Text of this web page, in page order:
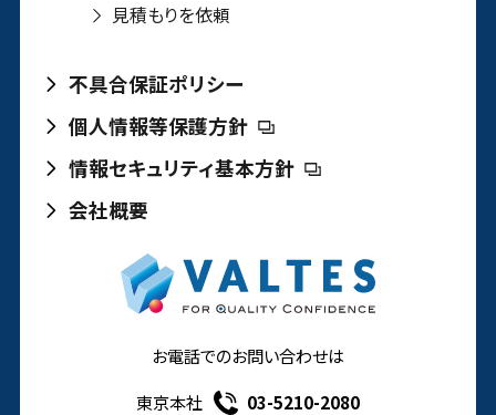
見積もりを依頼
不具合保証ポリシー
個人情報等保護方針
情報セキュリティ基本方針
会社概要
お電話でのお問い合わせは
東京本社
03-5210-2080